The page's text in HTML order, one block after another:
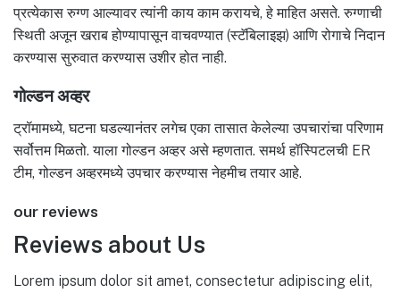
प्रत्येकास रुग्ण आल्यावर त्यांनी काय काम करायचे, हे माहित असते. रुग्णाची
स्थिती अजून खराब होण्यापासून वाचवण्यात (स्टॅबिलाइझ) आणि रोगाचे निदान
करण्यास सुरुवात करण्यास उशीर होत नाही.
गोल्डन अव्हर
ट्रॉमामध्ये, घटना घडल्यानंतर लगेच एका तासात केलेल्या उपचारांचा परिणाम
सर्वोत्तम मिळतो. याला गोल्डन अव्हर असे म्हणतात. समर्थ हॉस्पिटलची ER
टीम, गोल्डन अव्हरमध्ये उपचार करण्यास नेहमीच तयार आहे.
our reviews
Reviews about Us
Lorem ipsum dolor sit amet, consectetur adipiscing elit,